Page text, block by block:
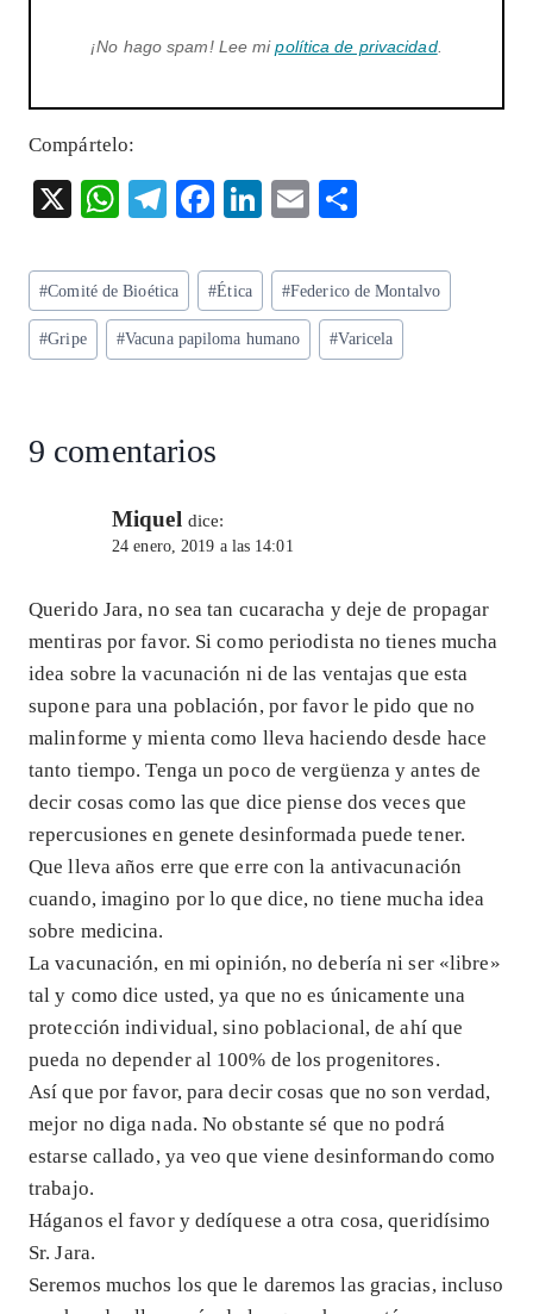
¡No hago spam! Lee mipolítica de privacidad.
Compártelo:
X
W
ts
A
p
T
eg
ra
m
F
eb
o
o
Li
ke
dI
n
E
ai
l
re
Etiquetas
de
la
#Comité de Bioética #Ética #Federico de Montalvo
#Gripe #Vacuna papiloma humano #Varicela
9 comentarios
Miquel dice:
24 enero, 2019 a las 14:01
Querido Jara, no sea tan cucaracha y deje de propagar
mentiras por favor. Si como periodista no tienes mucha
idea sobre la vacunación ni de las ventajas que esta
supone para una población, por favor le pido que no
malinforme y mienta como lleva haciendo desde hace
tanto tiempo. Tenga un poco de vergüenza y antes de
decir cosas como las que dice piense dos veces que
repercusiones en genete desinformada puede tener.
Que lleva años erre que erre con la antivacunación
cuando, imagino por lo que dice, no tiene mucha idea
sobre medicina.
La vacunación, en mi opinión, no debería ni ser «libre»
tal y como dice usted, ya que no es únicamente una
protección individual, sino poblacional, de ahí que
pueda no depender al 100% de los progenitores.
Así que por favor, para decir cosas que no son verdad,
mejor no diga nada. No obstante sé que no podrá
estarse callado, ya veo que viene desinformando como
trabajo.
Háganos el favor y dedíquese a otra cosa, queridísimo
Sr. Jara.
Seremos muchos los que le daremos las gracias, incluso